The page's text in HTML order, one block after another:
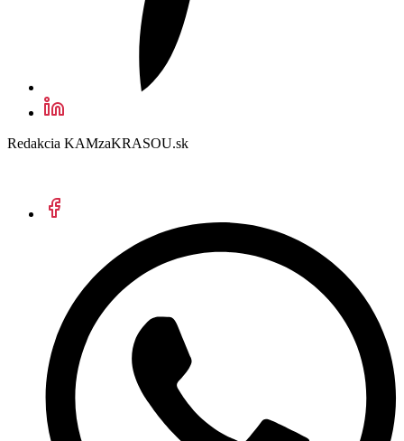
Redakcia KAMzaKRASOU.sk